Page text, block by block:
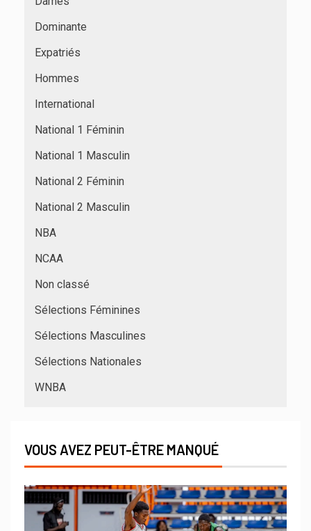
Dominante
Expatriés
Hommes
International
National 1 Féminin
National 1 Masculin
National 2 Féminin
National 2 Masculin
NBA
NCAA
Non classé
Sélections Féminines
Sélections Masculines
Sélections Nationales
WNBA
VOUS AVEZ PEUT-ÊTRE MANQUÉ